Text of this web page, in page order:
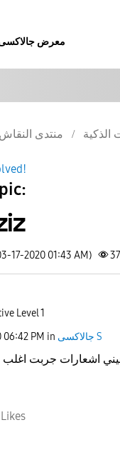
معرض
منتدى النقاش الذكية
17-2020 01:43 AM)
Level 1
06:42 PM in جالاكسى S
اشعارات جربت اغلب
Likes